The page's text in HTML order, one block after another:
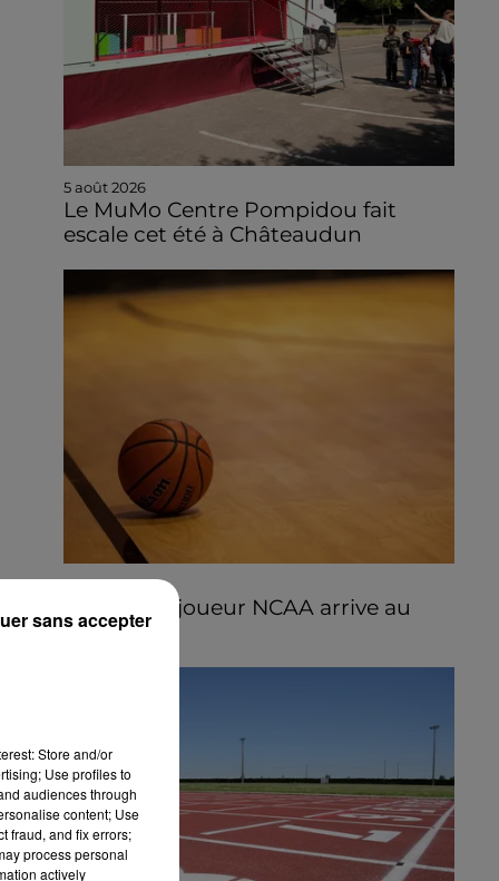
5 août 2026
Le MuMo Centre Pompidou fait
escale cet été à Châteaudun
5 août 2026
Un ancien joueur NCAA arrive au
C'CMBM
Store and/or
Use profiles to
audiences through
content; Use
fraud, and fix errors;
process personal
actively
sans accepter